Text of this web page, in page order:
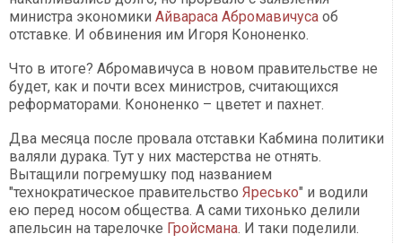
министра экономики Айвараса Абромавичуса об
отставке. И обвинения им Игоря Кононенко.
Что в итоге? Абромавичуса в новом правительстве не
будет, как и почти всех министров, считающихся
реформаторами. Кононенко – цветет и пахнет.
Два месяца после провала отставки Кабмина политики
валяли дурака. Тут у них мастерства не отнять.
Вытащили погремушку под названием
"технократическое правительство Яресько" и водили
ею перед носом общества. А сами тихонько делили
апельсин на тарелочке Гройсмана. И таки поделили.